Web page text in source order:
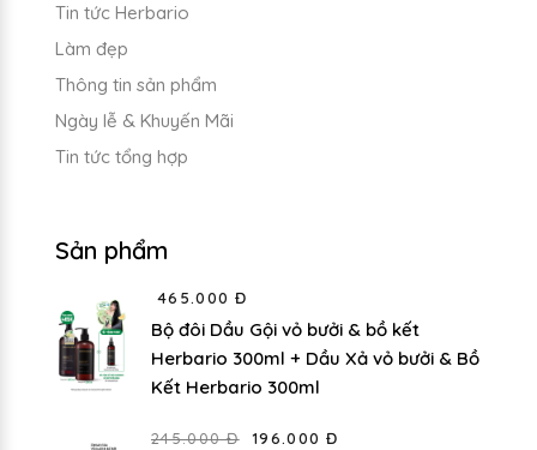
Tin tức Herbario
Làm đẹp
Thông tin sản phẩm
Ngày lễ & Khuyến Mãi
Tin tức tổng hợp
Sản phẩm
465.000 Đ
Bộ đôi Dầu Gội vỏ bưởi & bồ kết
Herbario 300ml + Dầu Xả vỏ bưởi & Bồ
Kết Herbario 300ml
245.000 Đ 196.000 Đ